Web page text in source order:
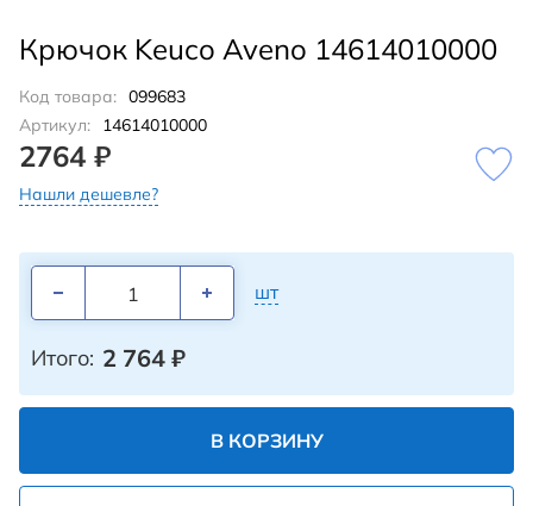
Крючок Keuco Aveno 14614010000
Код товара: 099683
Артикул:
14614010000
2764 ₽
Нашли дешевле?
шт
Итого: 2 764 ₽
В КОРЗИНУ